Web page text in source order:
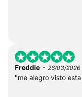
Freddie - 26/03/2026
"me alegro visto